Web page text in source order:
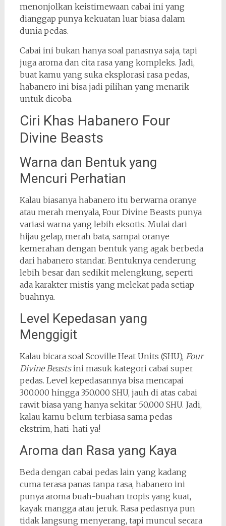
menonjolkan keistimewaan cabai ini yang
dianggap punya kekuatan luar biasa dalam
dunia pedas.
Cabai ini bukan hanya soal panasnya saja, tapi
juga aroma dan cita rasa yang kompleks. Jadi,
buat kamu yang suka eksplorasi rasa pedas,
habanero ini bisa jadi pilihan yang menarik
untuk dicoba.
Ciri Khas Habanero Four
Divine Beasts
Warna dan Bentuk yang
Mencuri Perhatian
Kalau biasanya habanero itu berwarna oranye
atau merah menyala, Four Divine Beasts punya
variasi warna yang lebih eksotis. Mulai dari
hijau gelap, merah bata, sampai oranye
kemerahan dengan bentuk yang agak berbeda
dari habanero standar. Bentuknya cenderung
lebih besar dan sedikit melengkung, seperti
ada karakter mistis yang melekat pada setiap
buahnya.
Level Kepedasan yang
Menggigit
Kalau bicara soal Scoville Heat Units (SHU), Four
Divine Beastsini masuk kategori cabai super
pedas. Level kepedasannya bisa mencapai
300.000 hingga 350.000 SHU, jauh di atas cabai
rawit biasa yang hanya sekitar 50.000 SHU. Jadi,
kalau kamu belum terbiasa sama pedas
ekstrim, hati-hati ya!
Aroma dan Rasa yang Kaya
Beda dengan cabai pedas lain yang kadang
cuma terasa panas tanpa rasa, habanero ini
punya aroma buah-buahan tropis yang kuat,
kayak mangga atau jeruk. Rasa pedasnya pun
tidak langsung menyerang, tapi muncul secara